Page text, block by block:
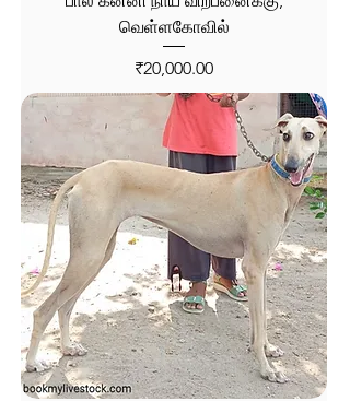
வெள்ளகோவில்
Price
₹20,000.00